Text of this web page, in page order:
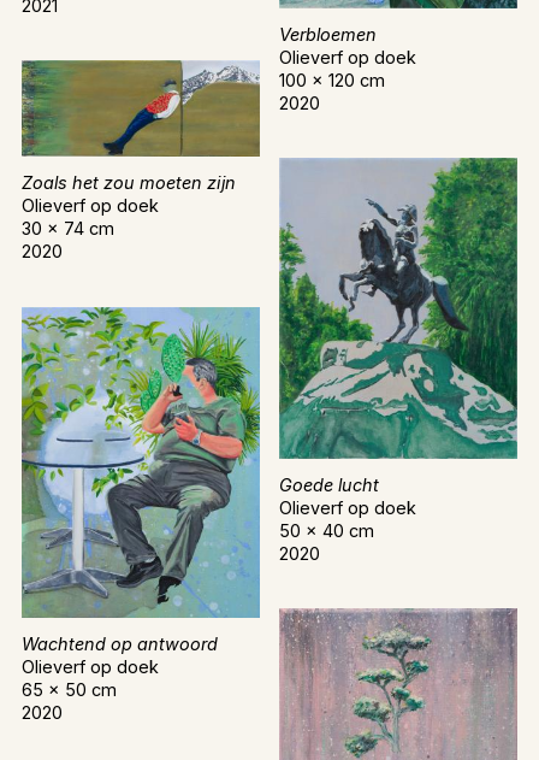
2021
Verbloemen
Olieverf op doek
100 x 120 cm
2020
Zoals het zou moeten zijn
Olieverf op doek
30 x 74 cm
2020
Goede lucht
Olieverf op doek
50 x 40 cm
2020
Wachtend op antwoord
Olieverf op doek
65 x 50 cm
2020